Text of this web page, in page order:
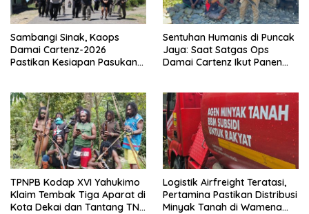
Sambangi Sinak, Kaops
Damai Cartenz-2026
Pastikan Kesiapan Pasukan
Sentuhan Humanis di Puncak
Jaya: Saat Satgas Ops
Damai Cartenz Ikut Panen
TPNPB Kodap XVI Yahukimo
Klaim Tembak Tiga Aparat di
Kota Dekai dan Tantang TNI-
Logistik Airfreight Teratasi,
Pertamina Pastikan Distribusi
Minyak Tanah di Wamena